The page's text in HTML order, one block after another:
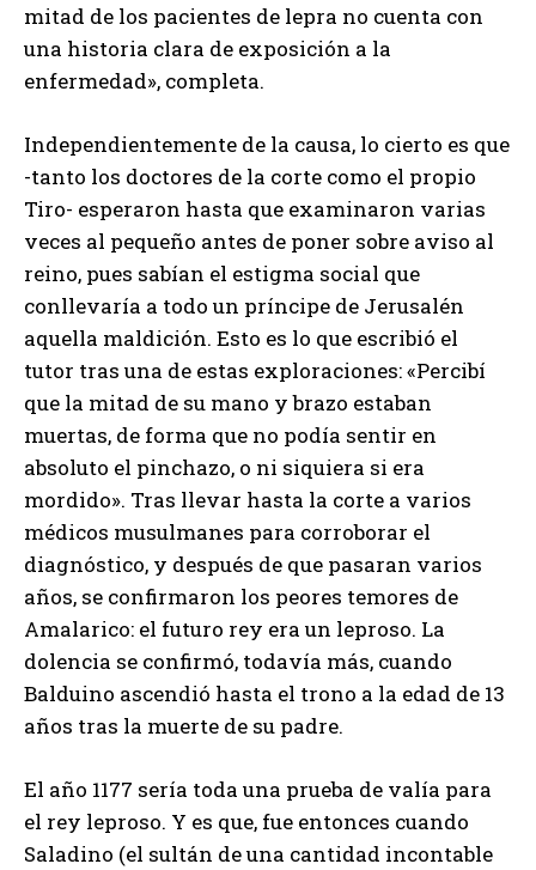
mitad de los pacientes de lepra no cuenta con
una historia clara de exposición a la
enfermedad», completa.
Independientemente de la causa, lo cierto es que
-tanto los doctores de la corte como el propio
Tiro- esperaron hasta que examinaron varias
veces al pequeño antes de poner sobre aviso al
reino, pues sabían el estigma social que
conllevaría a todo un príncipe de Jerusalén
aquella maldición. Esto es lo que escribió el
tutor tras una de estas exploraciones: «Percibí
que la mitad de su mano y brazo estaban
muertas, de forma que no podía sentir en
absoluto el pinchazo, o ni siquiera si era
mordido». Tras llevar hasta la corte a varios
médicos musulmanes para corroborar el
diagnóstico, y después de que pasaran varios
años, se confirmaron los peores temores de
Amalarico: el futuro rey era un leproso. La
dolencia se confirmó, todavía más, cuando
Balduino ascendió hasta el trono a la edad de 13
años tras la muerte de su padre.
El año 1177 sería toda una prueba de valía para
el rey leproso. Y es que, fue entonces cuando
Saladino (el sultán de una cantidad incontable